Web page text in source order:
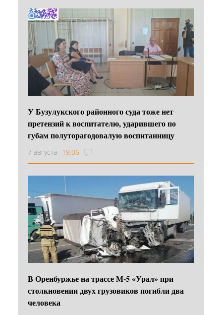
У Бузулукского районного суда тоже нет
претензий к воспитателю, ударившего по
губам полуторагодовалую воспитанницу
7 августа 19:06
В Оренбуржье на трассе М-5 «Урал» при
столкновении двух грузовиков погибли два
человека